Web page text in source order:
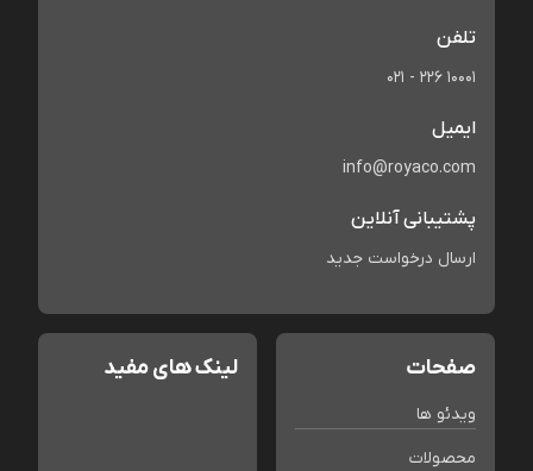
تلفن
021 - 226 10001
ایمیل
info@royaco.com
پشتیبانی آنلاین
ارسال درخواست جدید
صفحات
ویدئو ها
محصولات
لینک های مفید